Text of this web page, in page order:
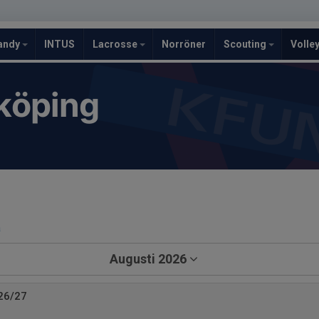
INTUS Lacrosse Norröner Scouting
Augusti 2026
27